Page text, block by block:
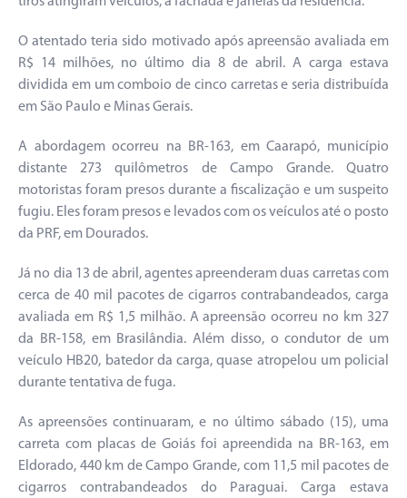
O atentado teria sido motivado após apreensão avaliada em
R$ 14 milhões, no último dia 8 de abril. A carga estava
dividida em um comboio de cinco carretas e seria distribuída
em São Paulo e Minas Gerais.
A abordagem ocorreu na BR-163, em Caarapó, município
distante 273 quilômetros de Campo Grande. Quatro
motoristas foram presos durante a fiscalização e um suspeito
fugiu. Eles foram presos e levados com os veículos até o posto
da PRF, em Dourados.
Já no dia 13 de abril, agentes apreenderam duas carretas com
cerca de 40 mil pacotes de cigarros contrabandeados, carga
avaliada em R$ 1,5 milhão. A apreensão ocorreu no km 327
da BR-158, em Brasilândia. Além disso, o condutor de um
veículo HB20, batedor da carga, quase atropelou um policial
durante tentativa de fuga.
As apreensões continuaram, e no último sábado (15), uma
carreta com placas de Goiás foi apreendida na BR-163, em
Eldorado, 440 km de Campo Grande, com 11,5 mil pacotes de
cigarros contrabandeados do Paraguai. Carga estava